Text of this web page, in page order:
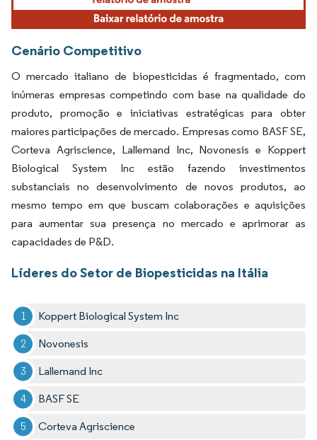
Cenário Competitivo
O mercado italiano de biopesticidas é fragmentado, com
inúmeras empresas competindo com base na qualidade do
produto, promoção e iniciativas estratégicas para obter
maiores participações de mercado. Empresas como BASF SE,
Corteva Agriscience, Lallemand Inc, Novonesis e Koppert
Biological System Inc estão fazendo investimentos
substanciais no desenvolvimento de novos produtos, ao
mesmo tempo em que buscam colaborações e aquisições
para aumentar sua presença no mercado e aprimorar as
capacidades de P&D.
Líderes do Setor de Biopesticidas na Itália
Koppert Biological System Inc
Novonesis
Lallemand Inc
BASF SE
Corteva Agriscience